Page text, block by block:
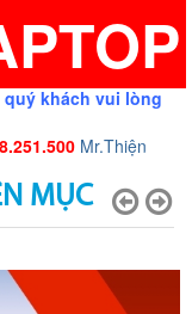
khách vui lòng
Mr.Thiện
MỤC